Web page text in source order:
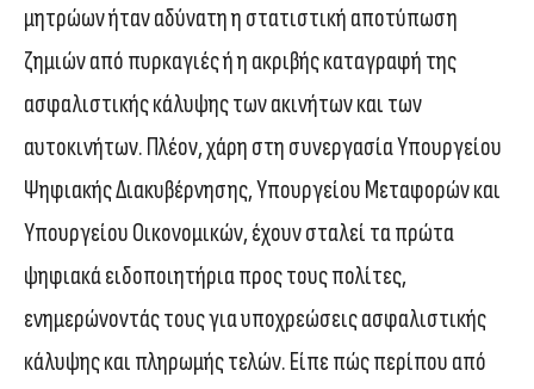
μητρώων ήταν αδύνατη η στατιστική αποτύπωση
ζημιών από πυρκαγιές ή η ακριβής καταγραφή της
ασφαλιστικής κάλυψης των ακινήτων και των
αυτοκινήτων. Πλέον, χάρη στη συνεργασία Υπουργείου
Ψηφιακής Διακυβέρνησης, Υπουργείου Μεταφορών και
Υπουργείου Οικονομικών, έχουν σταλεί τα πρώτα
ψηφιακά ειδοποιητήρια προς τους πολίτες,
ενημερώνοντάς τους για υποχρεώσεις ασφαλιστικής
κάλυψης και πληρωμής τελών. Είπε πώς περίπου από